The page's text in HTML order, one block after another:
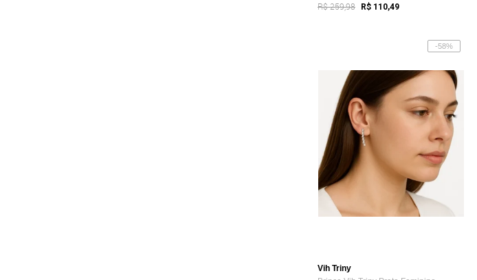
R$ 259,98 R$ 110,49
-58%
Vih Triny